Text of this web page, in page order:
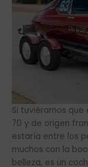
Si tuviéramos que
70 y de origen
estaría entre los
muchos con la
belleza, es un